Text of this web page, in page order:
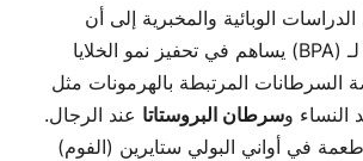
الوبائية والمخبرية إلى أن
التعرض المستمر لـ (BPA) يساهم في تحفيز نمو الخلايا
السرطانات المرتبطة بالهرمونات مثل
النساء وسرطان البروستاتا عند الرجال.
في أواني البولي ستايرين (الفوم)